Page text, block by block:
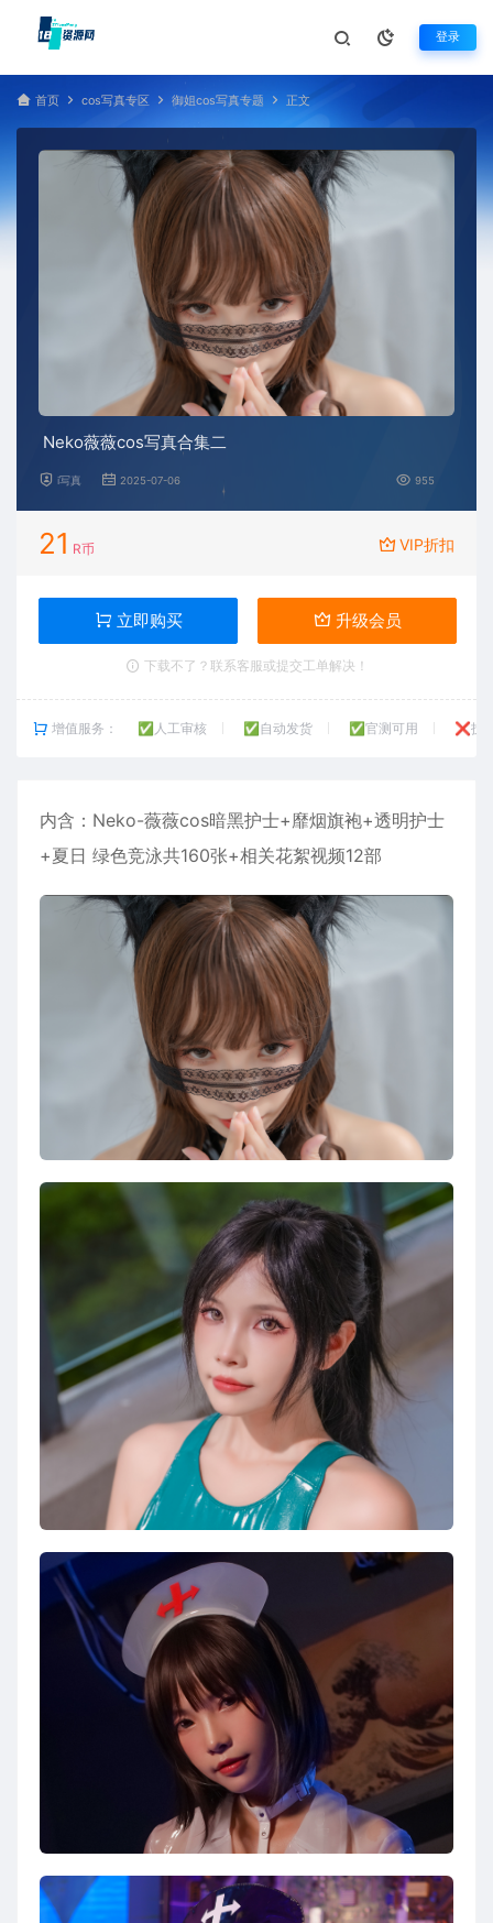
登录
首页 cos写真专区 御姐cos写真专题 正文
Neko薇薇cos写真合集二
i写真 2025-07-06 955
21 R币 VIP折扣
立即购买 升级会员
下载不了？联系客服或提交工单解决！
增值服务： ✅人工审核 ✅自动发货 ✅官测可用 ❌技
内含：Neko-薇薇cos暗黑护士+靡烟旗袍+透明护士
+夏日 绿色竞泳共160张+相关花絮视频12部